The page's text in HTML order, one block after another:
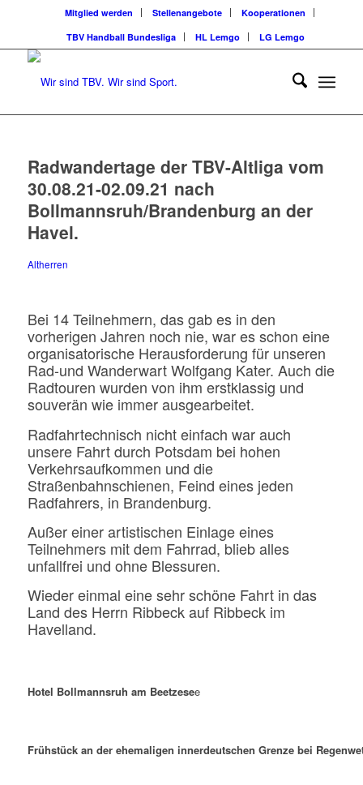
Mitglied werden Stellenangebote
Kooperationen
TBV Handball Bundesliga
HL Lemgo LG Lemgo
Radwandertage der TBV-Altliga vom
30.08.21-02.09.21 nach
Bollmannsruh/Brandenburg an der
Havel.
Altherren
Bei 14 Teilnehmern, das gab es in den
vorherigen Jahren noch nie, war es schon eine
organisatorische Herausforderung für unseren
Rad-und Wanderwart Wolfgang Kater. Auch die
Radtouren wurden von ihm erstklassig und
souverän wie immer ausgearbeitet.
Radfahrtechnisch nicht einfach war auch
unsere Fahrt durch Potsdam bei hohen
Verkehrsaufkommen und die
Straßenbahnschienen, Feind eines jeden
Radfahrers, in Brandenburg.
Außer einer artistischen Einlage eines
Teilnehmers mit dem Fahrrad, blieb alles
unfallfrei und ohne Blessuren.
Wieder einmal eine sehr schöne Fahrt in das
Land des Herrn Ribbeck auf Ribbeck im
Havelland.
Hotel Bollmannsruh am Beetzesee
Frühstück an der ehemaligen innerdeutschen Grenze bei